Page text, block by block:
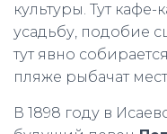
культуры. Тут
усадьбу, подобие
тут явно
пляже рыбачат
В 1898 году в